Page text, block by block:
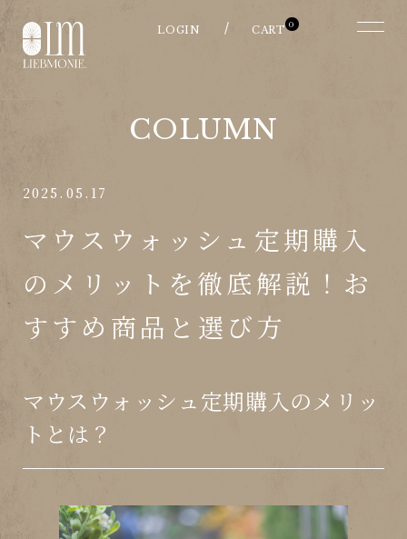
0
COLUMN
2025.05.17
マウスウォッシュ定期購入
のメリットを徹底解説！お
すすめ商品と選び方
マウスウォッシュ定期購入のメリッ
トとは？